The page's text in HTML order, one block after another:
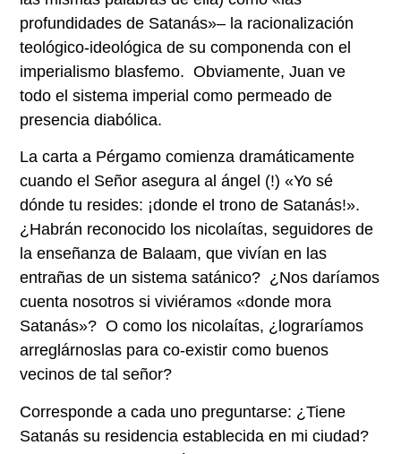
profundidades de Satanás»– la racionalización
teológico-ideológica de su componenda con el
imperialismo blasfemo. Obviamente, Juan ve
todo el sistema imperial como permeado de
presencia diabólica.
La carta a Pérgamo comienza dramáticamente
cuando el Señor asegura al ángel (!) «Yo sé
dónde tu resides: ¡donde el trono de Satanás!».
¿Habrán reconocido los nicolaítas, seguidores de
la enseñanza de Balaam, que vivían en las
entrañas de un sistema satánico? ¿Nos daríamos
cuenta nosotros si viviéramos «donde mora
Satanás»? O como los nicolaítas, ¿lograríamos
arreglárnoslas para co-existir como buenos
vecinos de tal señor?
Corresponde a cada uno preguntarse: ¿Tiene
Satanás su residencia establecida en mi ciudad?